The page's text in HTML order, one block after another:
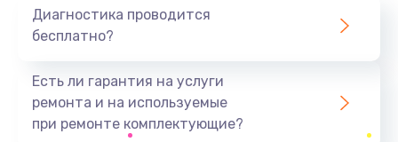
1100 руб.
Замена микросхемы управления
1100 руб.
Диагностика проводится
бесплатно?
Есть ли гарантия на услуги
ремонта и на используемые
при ремонте комплектующие?